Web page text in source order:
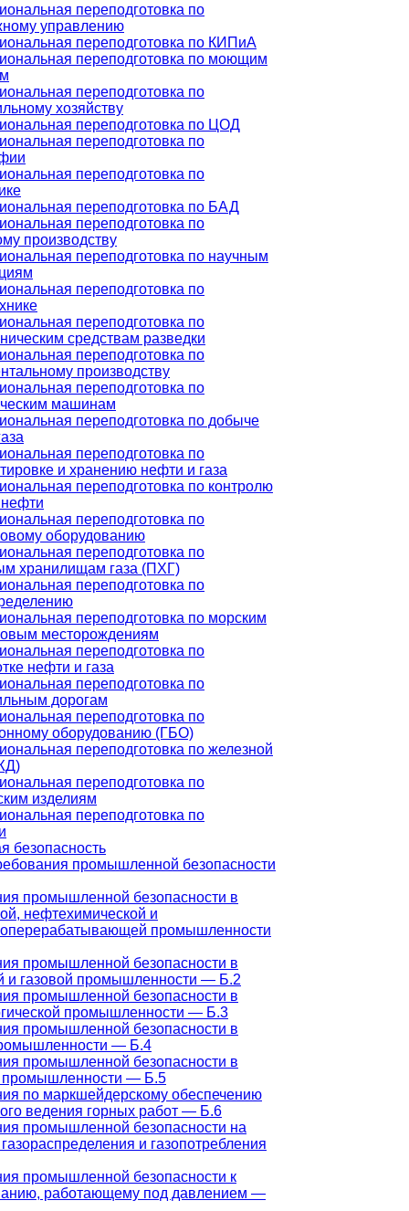
переподготовка по
управлению
переподготовка по КИПиА
переподготовка по моющим
переподготовка по
хозяйству
переподготовка по ЦОД
переподготовка по
переподготовка по
переподготовка по БАД
переподготовка по
производству
переподготовка по научным
переподготовка по
переподготовка по
средствам разведки
переподготовка по
производству
переподготовка по
машинам
переподготовка по добыче
переподготовка по
и хранению нефти и газа
переподготовка по контролю
нефти
переподготовка по
оборудованию
переподготовка по
хранилищам газа (ПХГ)
переподготовка по
переподготовка по морским
месторождениям
переподготовка по
нефти и газа
переподготовка по
дорогам
переподготовка по
оборудованию (ГБО)
переподготовка по железной
переподготовка по
изделиям
переподготовка по
безопасность
промышленной безопасности
промышленной безопасности в
нефтехимической и
промышленности
промышленной безопасности в
и газовой промышленности — Б.2
промышленной безопасности в
промышленности — Б.3
промышленной безопасности в
— Б.4
промышленной безопасности в
промышленности — Б.5
по маркшейдерскому обеспечению
ведения горных работ — Б.6
промышленной безопасности на
и газопотребления
промышленной безопасности к
работающему под давлением —